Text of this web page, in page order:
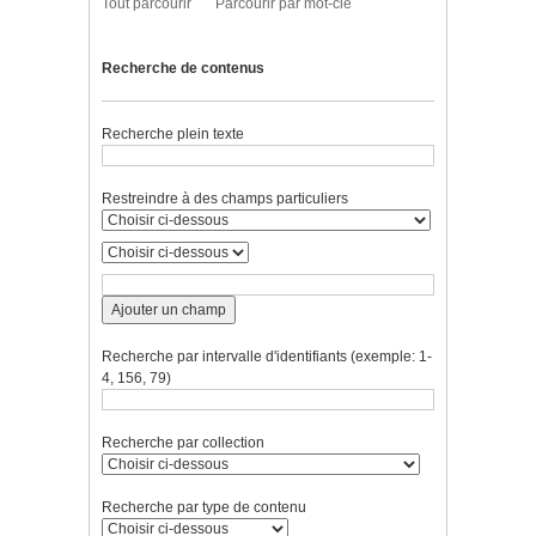
Tout parcourir Parcourir par mot-clé
Recherche de contenus
Recherche plein texte
Restreindre à des champs particuliers
Ajouter un champ
Recherche par intervalle d'identifiants (exemple: 1-
4, 156, 79)
Recherche par collection
Recherche par type de contenu